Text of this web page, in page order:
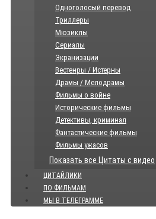
Одноголосый перевод
Триллеры
Мюзиклы
Сериалы
Экранизации
Вестенры / Истерны
Драмы / Мелодрамы
Фильмы о войне
Исторические фильмы
Детективы, криминал
Фантастические фильмы
Фильмы ужасов
Показать все Цитаты с видео
ЦИТАЙЛИКИ
ПО ФИЛЬМАМ
МЫ В ТЕЛЕГРАММЕ